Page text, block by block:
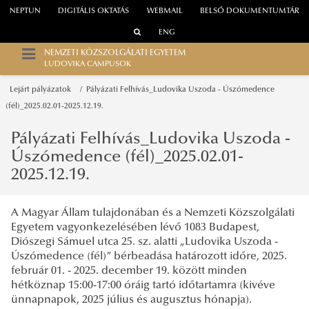
WEBMAIL
NEPTUN DIGITÁLIS OKTATÁS BELSŐ DOKUMENTUMTÁR
ENG
NEMZETI KÖZSZOLGÁLATI EGYETEM
LUDOVIKA CAMPUSOK
Lejárt pályázatok Pályázati Felhívás_Ludovika Uszoda - Úszómedence
(fél)_2025.02.01-2025.12.19.
Pályázati Felhívás_Ludovika Uszoda -
Úszómedence (fél)_2025.02.01-
2025.12.19.
A Magyar Állam tulajdonában és a Nemzeti Közszolgálati
Egyetem vagyonkezelésében lévő 1083 Budapest,
Diószegi Sámuel utca 25. sz. alatti „Ludovika Uszoda -
Úszómedence (fél)” bérbeadása határozott időre, 2025.
február 01. - 2025. december 19. között minden
hétköznap 15:00-17:00 óráig tartó időtartamra (kivéve
ünnapnapok, 2025 július és augusztus hónapja).